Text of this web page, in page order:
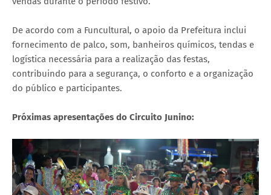
De acordo com a Funcultural, o apoio da Prefeitura inclui
fornecimento de palco, som, banheiros químicos, tendas e
logística necessária para a realização das festas,
contribuindo para a segurança, o conforto e a organização
do público e participantes.
Próximas apresentações do Circuito Junino: